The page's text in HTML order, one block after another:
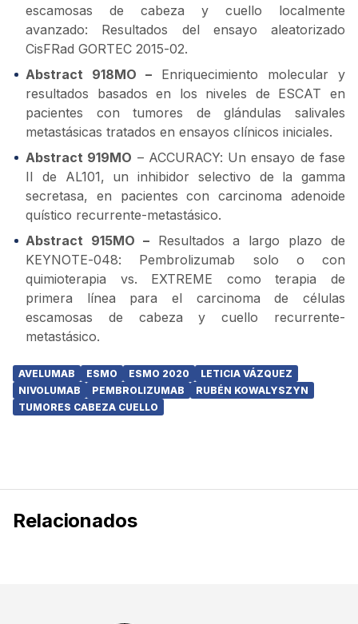
escamosas de cabeza y cuello localmente
avanzado: Resultados del ensayo aleatorizado
CisFRad GORTEC 2015-02.
Abstract 918MO – Enriquecimiento molecular y
resultados basados en los niveles de ESCAT en
pacientes con tumores de glándulas salivales
metastásicas tratados en ensayos clínicos iniciales.
Abstract 919MO – ACCURACY: Un ensayo de fase
II de AL101, un inhibidor selectivo de la gamma
secretasa, en pacientes con carcinoma adenoide
quístico recurrente-metastásico.
Abstract 915MO –Resultados a largo plazo de
KEYNOTE-048: Pembrolizumab solo o con
quimioterapia vs. EXTREME como terapia de
primera línea para el carcinoma de células
escamosas de cabeza y cuello recurrente-
metastásico.
AVELUMAB ESMO ESMO 2020
LETICIA VÁZQUEZ
NIVOLUMAB
PEMBROLIZUMAB
RUBÉN KOWALYSZYN
TUMORES CABEZA CUELLO
Relacionados